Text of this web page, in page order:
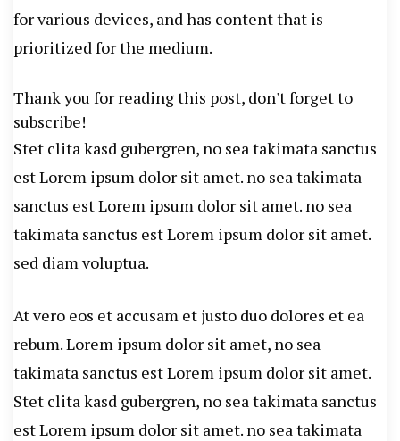
News, Student Portest News, Kisan Protest
News, AHN News, Abtak Haryana News,
for various devices, and has content that is
prioritized for the medium.
Thank you for reading this post, don't forget to
subscribe!
Stet clita kasd gubergren, no sea takimata sanctus
est Lorem ipsum dolor sit amet. no sea takimata
sanctus est Lorem ipsum dolor sit amet. no sea
takimata sanctus est Lorem ipsum dolor sit amet.
sed diam voluptua.
At vero eos et accusam et justo duo dolores et ea
rebum. Lorem ipsum dolor sit amet, no sea
takimata sanctus est Lorem ipsum dolor sit amet.
Stet clita kasd gubergren, no sea takimata sanctus
est Lorem ipsum dolor sit amet. no sea takimata